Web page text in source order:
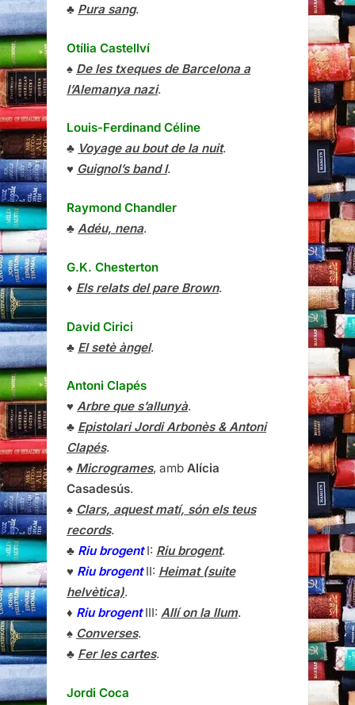
♣ Pura sang.
Otília Castellví
♠ De les txeques de Barcelona a
l’Alemanya nazi.
Louis-Ferdinand Céline
♣ Voyage au bout de la nuit.
♥ Guignol’s band I.
Raymond Chandler
♣ Adéu, nena.
G.K. Chesterton
♦ Els relats del pare Brown.
David Cirici
♣ El setè àngel.
Antoni Clapés
♥ Arbre que s’allunyà.
♣ Epistolari Jordi Arbonès & Antoni
Clapés.
♠ Microgrames, amb Alícia
Casadesús.
♠ Clars, aquest matí, són els teus
records.
♣ Riu brogentI: Riu brogent.
♥ Riu brogentII: Heimat (suite
helvètica).
♦ Riu brogentIII: Allí on la llum.
♠ Converses.
♣ Fer les cartes.
Jordi Coca